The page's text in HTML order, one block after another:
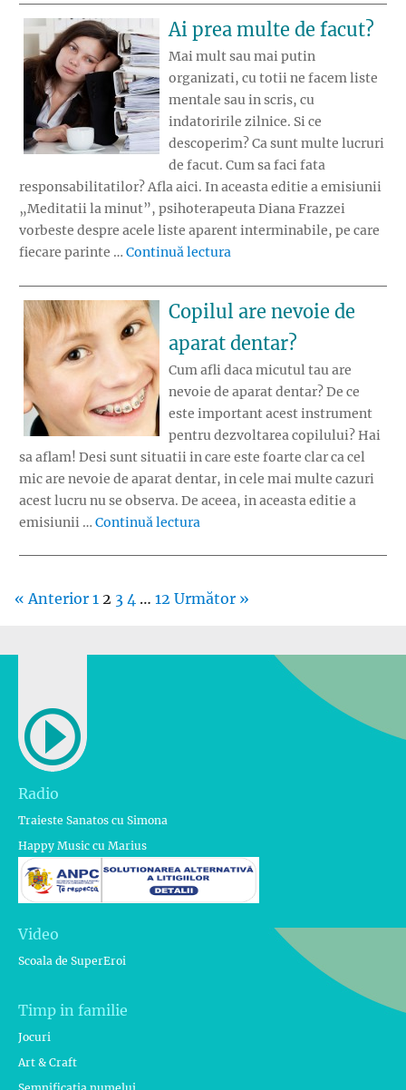
Ai prea multe de facut?
Mai mult sau mai putin
organizati, cu totii ne facem liste
mentale sau in scris, cu
indatoririle zilnice. Si ce
descoperim? Ca sunt multe lucruri
de facut. Cum sa faci fata
responsabilitatilor? Afla aici. In aceasta editie a emisiunii
„Meditatii la minut”, psihoterapeuta Diana Frazzei
vorbeste despre acele liste aparent interminabile, pe care
fiecare parinte … Continuă lectura
Copilul are nevoie de
aparat dentar?
Cum afli daca micutul tau are
nevoie de aparat dentar? De ce
este important acest instrument
pentru dezvoltarea copilului? Hai
sa aflam! Desi sunt situatii in care este foarte clar ca cel
mic are nevoie de aparat dentar, in cele mai multe cazuri
acest lucru nu se observa. De aceea, in aceasta editie a
emisiunii … Continuă lectura
« Anterior 1 2 3 4 … 12 Următor »
Radio
Traieste Sanatos cu Simona
Happy Music cu Marius
Video
Scoala de SuperEroi
Timp in familie
Jocuri
Art & Craft